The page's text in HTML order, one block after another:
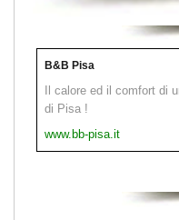
B&B Pisa
Il calore ed il comfort di
di Pisa !
www.bb-pisa.it